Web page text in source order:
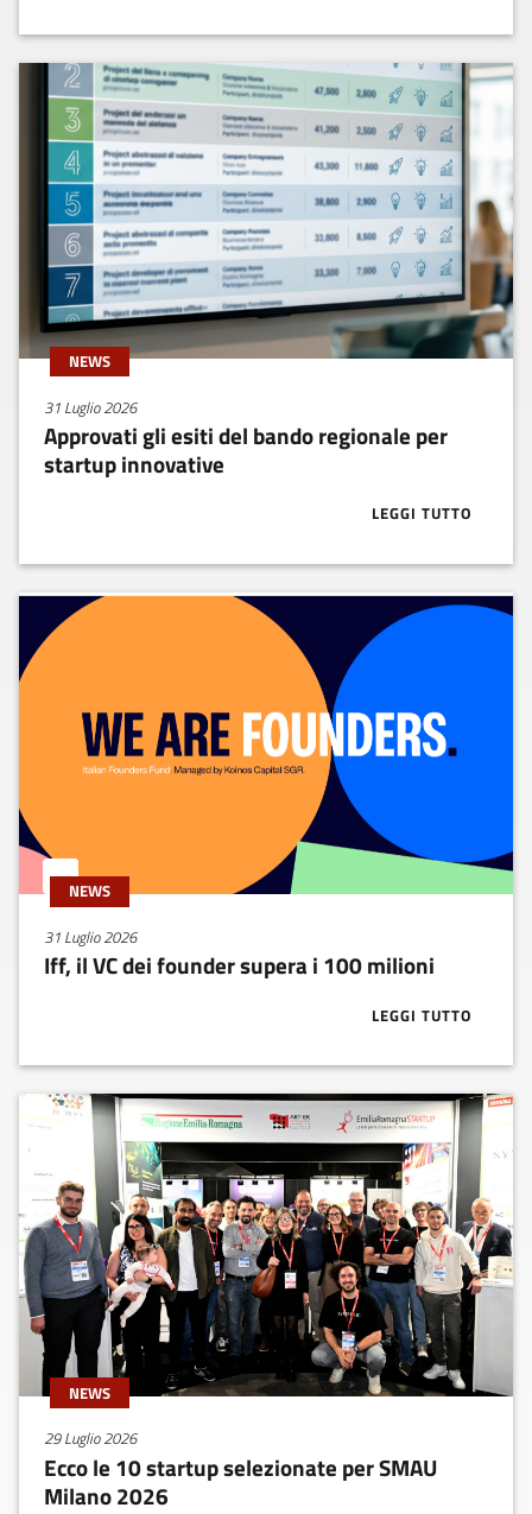
NEWS
31 Luglio 2026
Approvati gli esiti del bando regionale per
startup innovative
LEGGI TUTTO
ABOUT
NEWS
31 Luglio 2026
Iff, il VC dei founder supera i 100 milioni
LEGGI TUTTOABOUT IFF, IL
NEWS
29 Luglio 2026
Ecco le 10 startup selezionate per SMAU
Milano 2026